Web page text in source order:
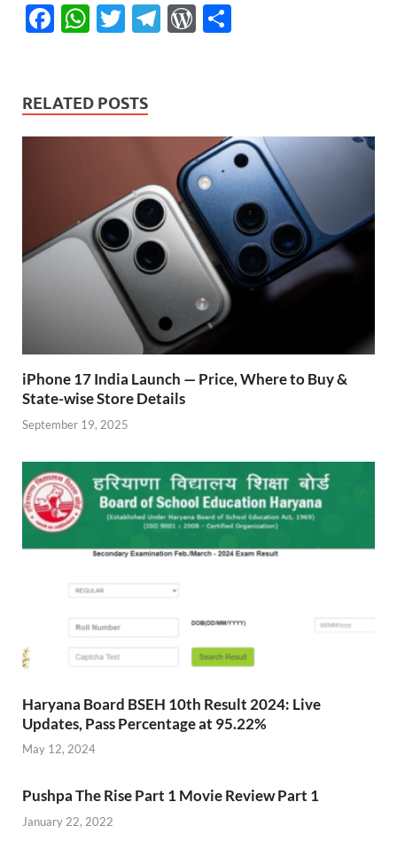
F
b
o
W
s
A
T
er
T
a
m
W
re
ss
RELATED POSTS
iPhone 17 India Launch — Price, Where to Buy &
State-wise Store Details
September 19, 2025
Haryana Board BSEH 10th Result 2024: Live
Updates, Pass Percentage at 95.22%
May 12, 2024
Pushpa The Rise Part 1 Movie Review Part 1
January 22, 2022